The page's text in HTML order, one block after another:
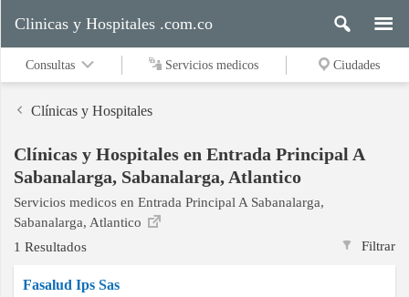
Servicios
medicos
Clinicas y Hospitales .com.co
Consultas Servicios medicos Ciudades
Clínicas y Hospitales
Clínicas y Hospitales en Entrada Principal A
Sabanalarga, Sabanalarga, Atlantico
Servicios medicos en Entrada Principal A Sabanalarga,
Sabanalarga, Atlantico
Filtrar
1 Resultados
Fasalud Ips Sas